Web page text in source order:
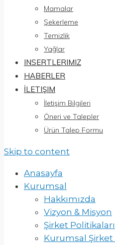
Mamalar
Şekerleme
Temizlik
Yağlar
INSERTLERIMIZ
HABERLER
İLETIŞIM
İletişim Bilgileri
Öneri ve Talepler
Ürün Talep Formu
Skip to content
Anasayfa
Kurumsal
Hakkımızda
Vizyon & Misyon
Şirket Politikaları
Kurumsal